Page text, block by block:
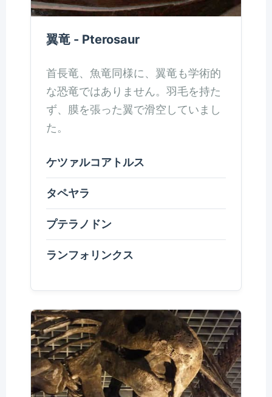
翼竜 - Pterosaur
首長竜、魚竜同様に、翼竜も学術的
な恐竜ではありません。羽毛を持た
ず、膜を張った翼で滑空していまし
た。
ケツァルコアトルス
タペヤラ
プテラノドン
ランフォリンクス